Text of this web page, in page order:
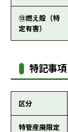
⑬燃え殻（特
定有害）
特記事項
区分
特管産廃限定